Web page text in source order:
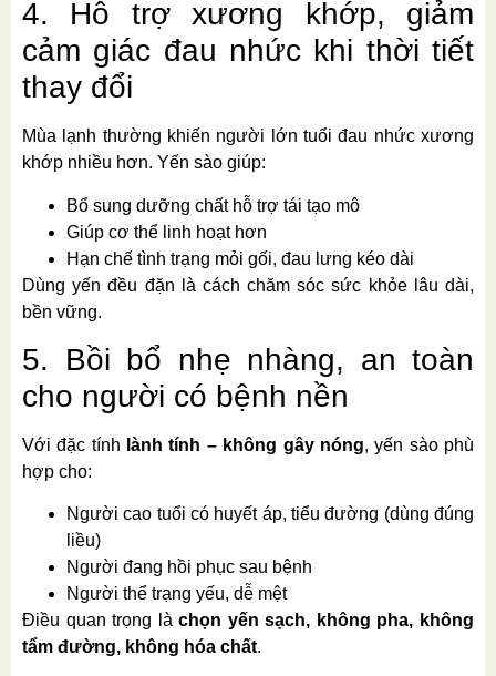
4. Hỗ trợ xương khớp, giảm
cảm giác đau nhức khi thời tiết
thay đổi
Mùa lạnh thường khiến người lớn tuổi đau nhức xương
khớp nhiều hơn. Yến sào giúp:
Bổ sung dưỡng chất hỗ trợ tái tạo mô
Giúp cơ thể linh hoạt hơn
Hạn chế tình trạng mỏi gối, đau lưng kéo dài
Dùng yến đều đặn là cách chăm sóc sức khỏe lâu dài,
bền vững.
5. Bồi bổ nhẹ nhàng, an toàn
cho người có bệnh nền
Với đặc tính lành tính – không gây nóng, yến sào phù
hợp cho:
Người cao tuổi có huyết áp, tiểu đường (dùng đúng
liều)
Người đang hồi phục sau bệnh
Người thể trạng yếu, dễ mệt
Điều quan trọng làchọn yến sạch, không pha, không
tẩm đường, không hóa chất.